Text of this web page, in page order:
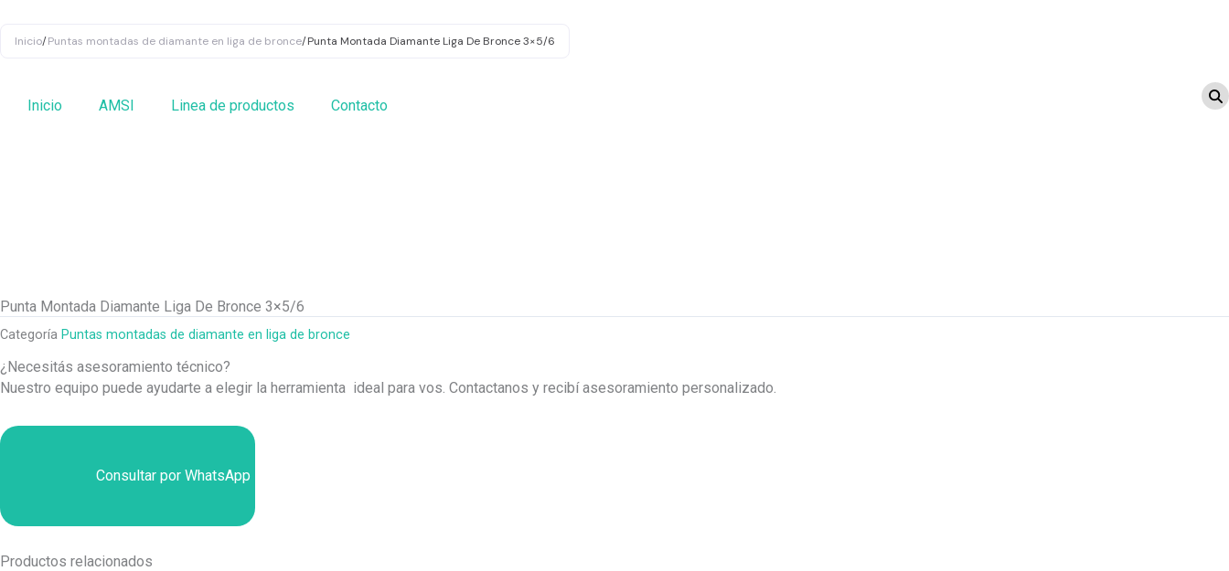
Inicio AMSI Linea de productos Contacto
Inicio/Puntas montadas de diamante en liga de bronce/Punta Montada Diamante Liga De Bronce 3×5/6
Punta Montada Diamante Liga De Bronce 3×5/6
Categoría Puntas montadas de diamante en liga de bronce
¿Necesitás asesoramiento técnico?
Nuestro equipo puede ayudarte a elegir la herramienta ideal para vos. Contactanos y recibí asesoramiento personalizado.
Consultar por WhatsApp
Productos relacionados